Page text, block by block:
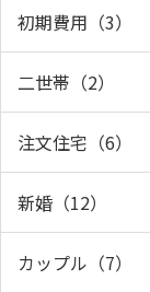
初期費用（3）
二世帯（2）
注文住宅（6）
新婚（12）
カップル（7）